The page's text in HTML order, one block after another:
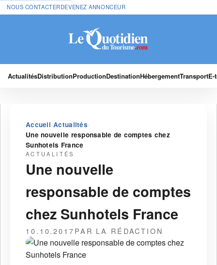
NOUS CONTACTERDEVENEZ ANNONCEUR
ActualitésDistributionProductionDestinationHébergementTransport
Accueil›Actualités›
Une nouvelle responsable de comptes chez
Sunhotels France
ACTUALITÉS
Une nouvelle
responsable de comptes
chez Sunhotels France
10.10.2017PAR LA RÉDACTION